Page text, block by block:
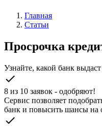
Главная
Статьи
Просрочка
Узнайте, какой банк
check
8 из 10 заявок - одобряют!
Cервис позволяет
банк и повысить шансы на
check